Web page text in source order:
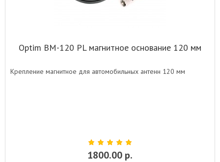
Optim BM-120 PL магнитное основание 120 мм
Крепление магнитное для автомобильных антенн 120 мм
1800.00 р.